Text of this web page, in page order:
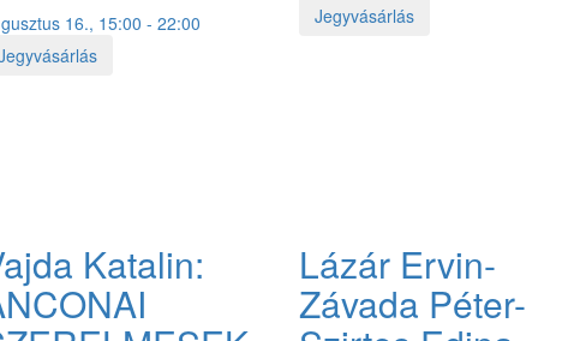
16., 15:00 - 22:00
Jegyvásárlás
Katalin: Lázár Ervin-
Závada Péter-